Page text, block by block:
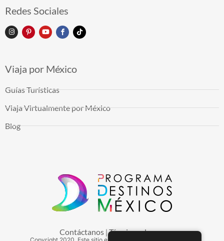
Redes Sociales
Viaja por México
Guías Turísticas
Viaja Virtualmente por México
Blog
Contáctanos |Términos de uso